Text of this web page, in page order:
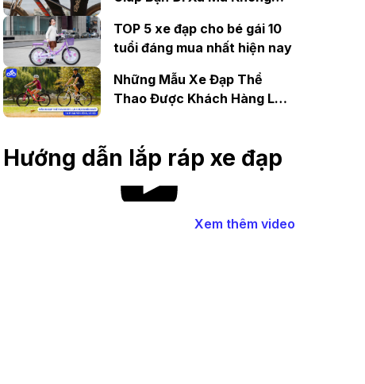
TOP 5 xe đạp cho bé gái 10
tuổi đáng mua nhất hiện nay
Những Mẫu Xe Đạp Thể
Thao Được Khách Hàng Lựa
Hướng dẫn lắp ráp xe đạp
Xem thêm video